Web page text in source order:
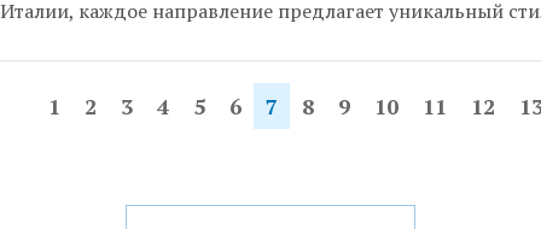
Италии, каждое направление предлагает уникальный
1 2 3 4 5 6 7 8 9 10 11 12